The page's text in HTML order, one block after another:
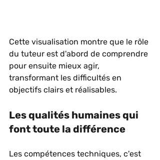
Cette visualisation montre que le rôle
du tuteur est d'abord de comprendre
pour ensuite mieux agir,
transformant les difficultés en
objectifs clairs et réalisables.
Les qualités humaines qui
font toute la différence
Les compétences techniques, c'est